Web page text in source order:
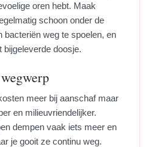
oren hebt. Maak
schoon onder de
bacteriën weg te spoelen, en
bijgeleverde doosje.
meer bij aanschaf maar
en milieuvriendelijker.
dempen vaak iets meer en
je gooit ze continu weg.